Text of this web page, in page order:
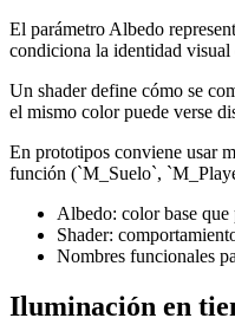
El parámetro Albedo
condiciona la identidad visual
Un shader define cómo se
el mismo color puede verse
En prototipos conviene usar
función (`M_Suelo`,
Albedo: color base que
Shader:
Nombres funcionales
Iluminación en